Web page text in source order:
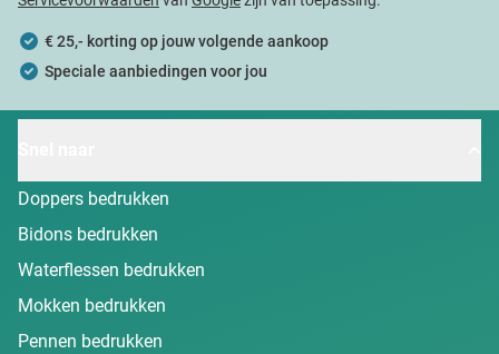
€ 25,- korting op jouw volgende aankoop
Speciale aanbiedingen voor jou
Doppers bedrukken
Bidons bedrukken
Waterflessen bedrukken
Mokken bedrukken
Pennen bedrukken